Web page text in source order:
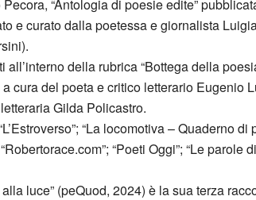
“Antologia di poesie edite”
e curato dalla poetessa e giornalista
della rubrica “Bottega della
cura del poeta e critico letterario Eugenio
Gilda Policastro.
“La locomotiva – Quaderno di
“Poeti Oggi”; “Le parole
luce” (peQuod, 2024) è la sua terza